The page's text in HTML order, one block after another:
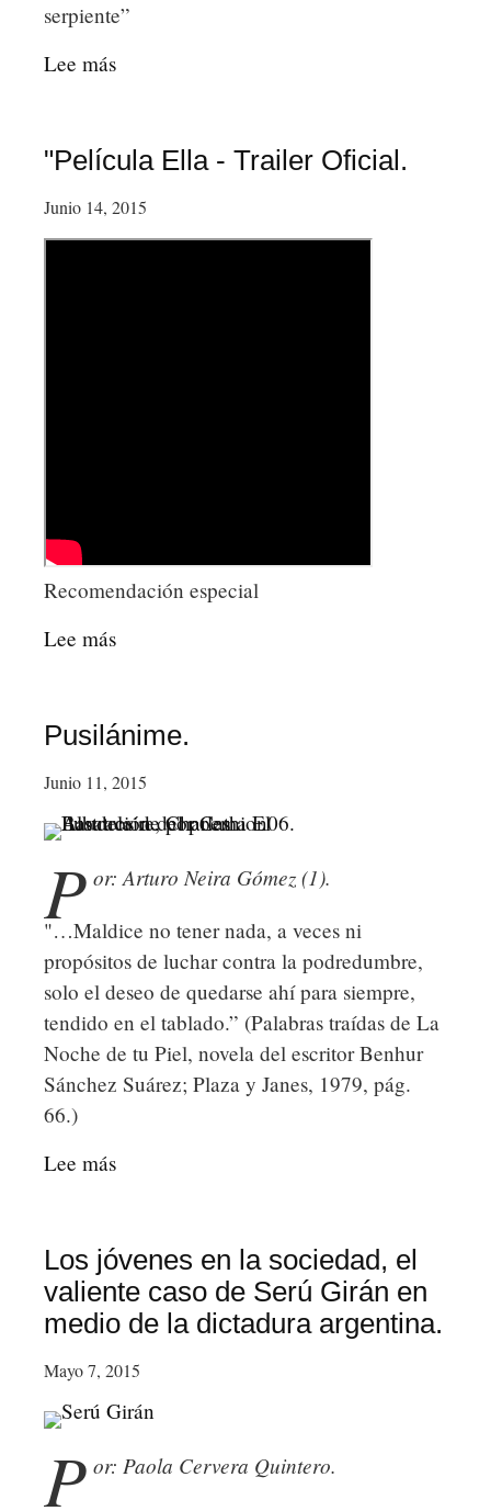
serpiente”
Lee más
el
de
la
"Película Ella - Trailer Oficial.
Junio 14, 2015
Recomendación especial
Lee más
-
Oficial.
Pusilánime.
Junio 11, 2015
P or: Arturo Neira Gómez (1).
"…Maldice no tener nada, a veces ni
propósitos de luchar contra la podredumbre,
solo el deseo de quedarse ahí para siempre,
tendido en el tablado.” (Palabras traídas de La
Noche de tu Piel, novela del escritor Benhur
Sánchez Suárez; Plaza y Janes, 1979, pág.
66.)
Lee más
Los jóvenes en la sociedad, el
valiente caso de Serú Girán en
medio de la dictadura argentina.
Mayo 7, 2015
P or: Paola Cervera Quintero.